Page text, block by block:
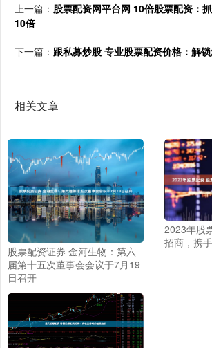
上一篇： 股票配资网平台网 10倍股票配资：
10倍
下一篇： 跟私募炒股 专业股票配资价格：解
相关文章
股票配资证券 金河生物：第六
届第十五次董事会会议于7月19
日召开
2023年股
招商，携